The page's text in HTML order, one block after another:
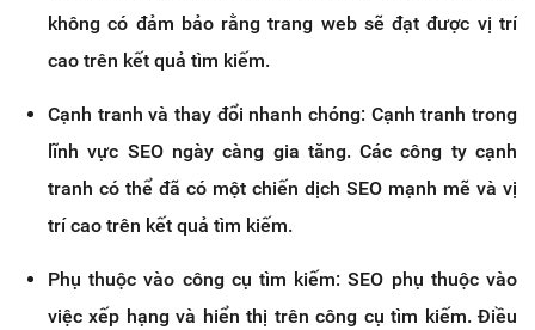
không có đảm bảo rằng trang web sẽ đạt được vị trí
cao trên kết quả tìm kiếm.
Cạnh tranh và thay đổi nhanh chóng: Cạnh tranh trong
lĩnh vực SEO ngày càng gia tăng. Các công ty cạnh
tranh có thể đã có một chiến dịch SEO mạnh mẽ và vị
trí cao trên kết quả tìm kiếm.
Phụ thuộc vào công cụ tìm kiếm: SEO phụ thuộc vào
việc xếp hạng và hiển thị trên công cụ tìm kiếm. Điều